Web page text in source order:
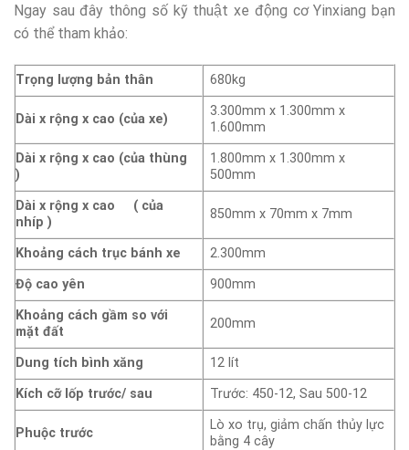
Ngay sau đây thông số kỹ thuật xe động cơ Yinxiang bạn
có thể tham khảo:
Trọng lượng bản thân 680kg
Dài x rộng x cao (của xe)
3.300mm x 1.300mm x
1.600mm
Dài x rộng x cao (của thùng
)
1.800mm x 1.300mm x
500mm
Dài x rộng x cao ( của
nhíp )
850mm x 70mm x 7mm
Khoảng cách trục bánh xe
2.300mm
Độ cao yên
900mm
Khoảng cách gầm so với
mặt đất
200mm
Dung tích bình xăng
12 lít
Kích cỡ lốp trước/ sau
Trước: 450-12, Sau 500-12
Phuộc trước
Lò xo trụ, giảm chấn thủy lực
bằng 4 cây